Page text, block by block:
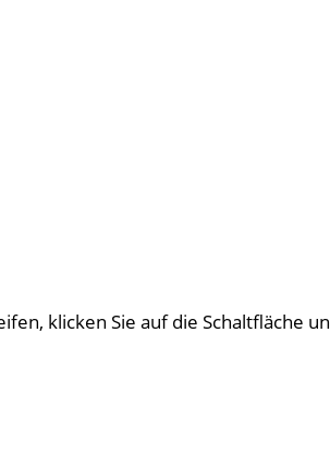
klicken Sie auf die Schaltfläche